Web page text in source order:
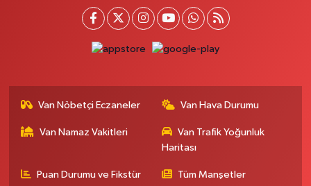
Van Nöbetçi Eczaneler Van Hava Durumu
Van Namaz Vakitleri
Van Trafik Yoğunluk
Haritası
Puan Durumu ve Fikstür Tüm Manşetler